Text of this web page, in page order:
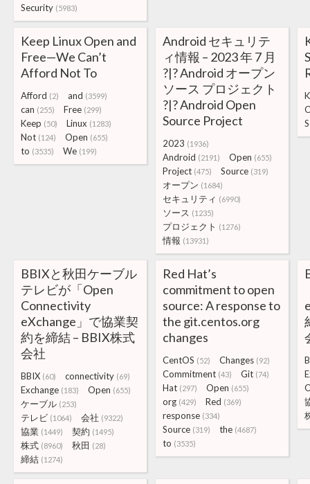
Security (5983)
Keep Linux Open and
Free—We Can’t
Afford Not To
Afford (2) and (3599)
can (255) Free (299)
Keep (50) Linux (1283)
Not (124) Open (655)
to (3535) We (199)
Android セキュリテ
ィ情報 – 2023 年 7 月
?|? Android オープン
ソース プロジェクト
?|? Android Open
Source Project
2023 (1936)
Android (2191) Open (655)
Project (475) Source (319)
オープン (1684)
セキュリティ (6990)
ソース (1235)
プロジェクト (1276)
情報 (13931)
BBIXと秋田ケーブル
テレビが「Open
Connectivity
eXchange」で協業契
約を締結 – BBIX株式
会社
BBIX (60) connectivity (69)
Exchange (183) Open (655)
ケーブル (253)
テレビ (1064) 会社 (9322)
協業 (1449) 契約 (1495)
株式 (8960) 秋田 (28)
締結 (1274)
Red Hat’s
commitment to open
source: A response to
the git.centos.org
changes
CentOS (52) Changes (92)
Commitment (43) Git (74)
Hat (297) Open (655)
org (429) Red (369)
response (334)
Source (319) the (4687)
to (3535)